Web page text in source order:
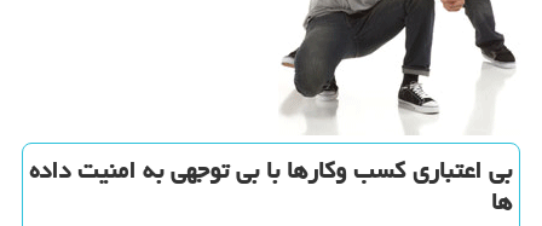
بی اعتباری كسب وكارها با بی توجهی به امنیت داده
ها